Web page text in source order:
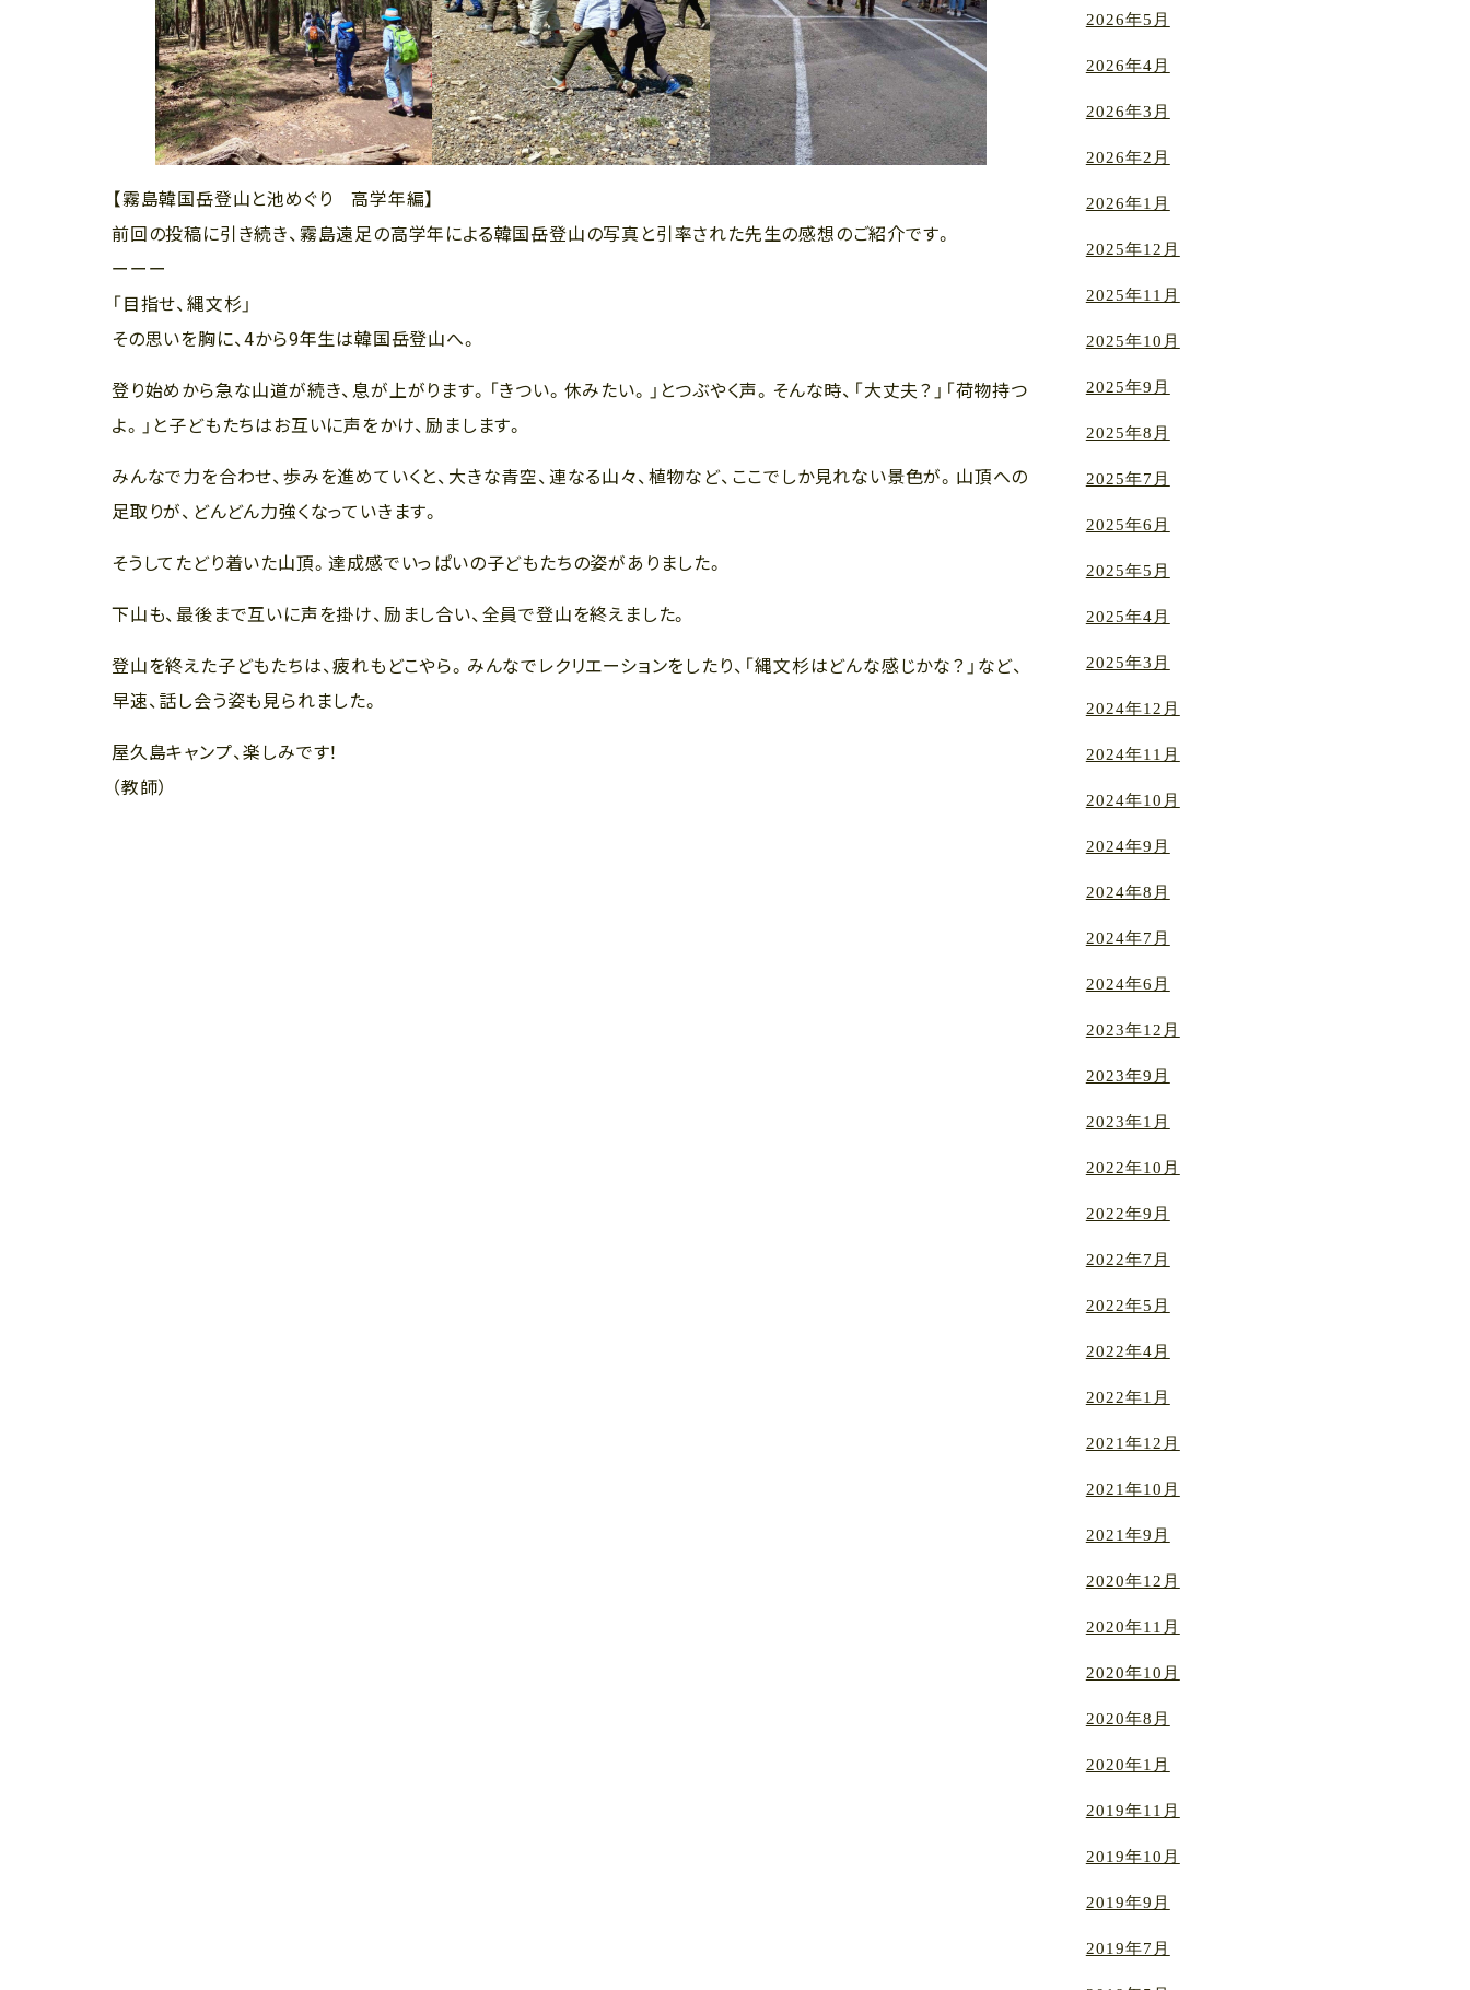
【霧島韓国岳登山と池めぐり 高学年編】
前回の投稿に引き続き、霧島遠足の高学年による韓国岳登山の写真と引率された先生の感想のご紹介です。
ーーー
「目指せ、縄文杉」
その思いを胸に、4から9年生は韓国岳登山へ。
登り始めから急な山道が続き、息が上がります。「きつい。休みたい。」とつぶやく声。そんな時、「大丈夫？」「荷物持つ
よ。」と子どもたちはお互いに声をかけ、励まします。
みんなで力を合わせ、歩みを進めていくと、大きな青空、連なる山々、植物など、ここでしか見れない景色が。山頂への
足取りが、どんどん力強くなっていきます。
そうしてたどり着いた山頂。達成感でいっぱいの子どもたちの姿がありました。
下山も、最後まで互いに声を掛け、励まし合い、全員で登山を終えました。
登山を終えた子どもたちは、疲れもどこやら。みんなでレクリエーションをしたり、「縄文杉はどんな感じかな？」など、
早速、話し会う姿も見られました。
屋久島キャンプ、楽しみです！
（教師）
2026年5月
2026年4月
2026年3月
2026年2月
2026年1月
2025年12月
2025年11月
2025年10月
2025年9月
2025年8月
2025年7月
2025年6月
2025年5月
2025年4月
2025年3月
2024年12月
2024年11月
2024年10月
2024年9月
2024年8月
2024年7月
2024年6月
2023年12月
2023年9月
2023年1月
2022年10月
2022年9月
2022年7月
2022年5月
2022年4月
2022年1月
2021年12月
2021年10月
2021年9月
2020年12月
2020年11月
2020年10月
2020年8月
2020年1月
2019年11月
2019年10月
2019年9月
2019年7月